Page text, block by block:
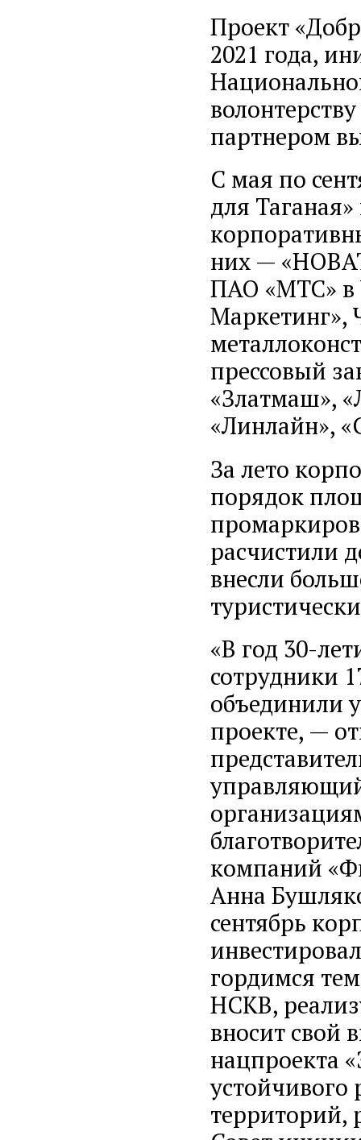
Проект
2021 года,
партнером
С мая по
для
них —
ПАО «МТС» в
Маркетинг»,
прессовый
«Златмаш»,
«Линлайн»,
За лето
порядок
расчистили
внесли
«В год 30-
сотрудники
объединили
проекте, —
компаний
Анна
сентябрь
гордимся
НСКВ,
вносит свой
нацпроекта
территорий,